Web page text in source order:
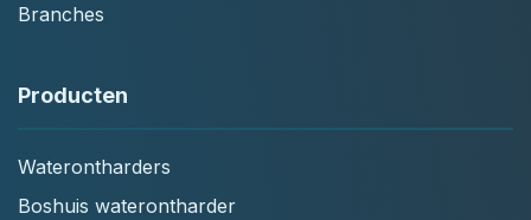
Branches
Producten
Waterontharders
Boshuis waterontharder